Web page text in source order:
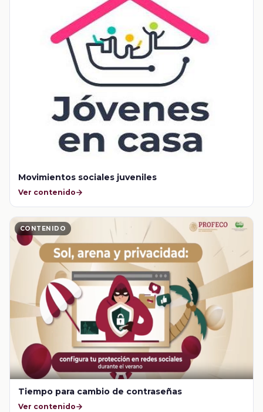
Movimientos sociales juveniles
Ver contenido
CONTENIDO
Tiempo para cambio de contraseñas
Ver contenido